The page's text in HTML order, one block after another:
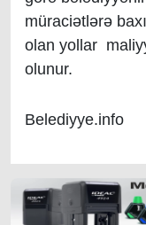
müraciətlərə
olan yollar
olunur.
Belediyye.info